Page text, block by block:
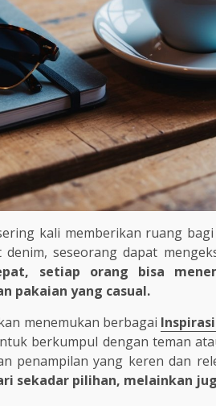
kali memberikan ruang
seseorang dapat
setiap orang bisa
pakaian yang casual.
menemukan berbagai
berkumpul dengan teman
penampilan yang keren dan
sekadar pilihan, melainkan